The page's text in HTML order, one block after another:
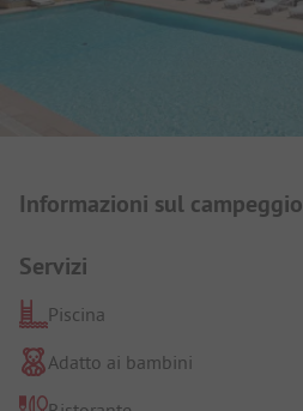
Informazioni sul campeggio
Servizi
Piscina
Adatto ai bambini